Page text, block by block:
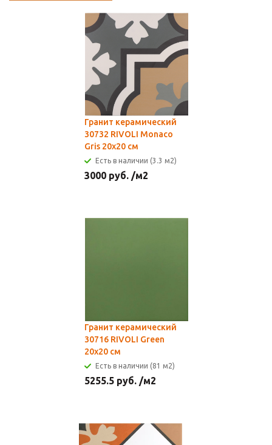
Гранит керамический
30732 RIVOLI Monaco
Gris 20x20 см
Есть в наличии (3.3 м2)
3000 руб. /м2
Гранит керамический
30716 RIVOLI Green
20x20 см
Есть в наличии (81 м2)
5255.5 руб. /м2